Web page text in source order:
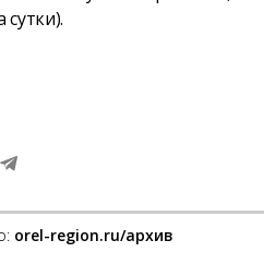
сутки).
orel-region.ru/архив